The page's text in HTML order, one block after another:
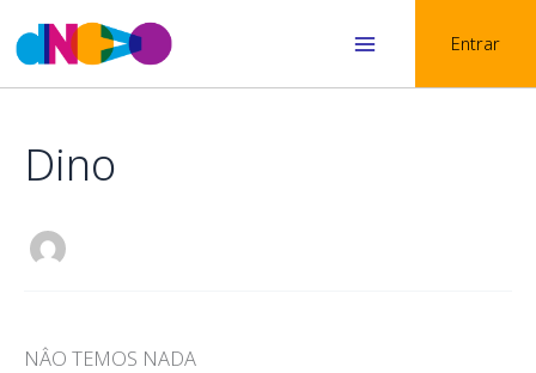
to
content
Entrar
Dino
NÂO TEMOS NADA